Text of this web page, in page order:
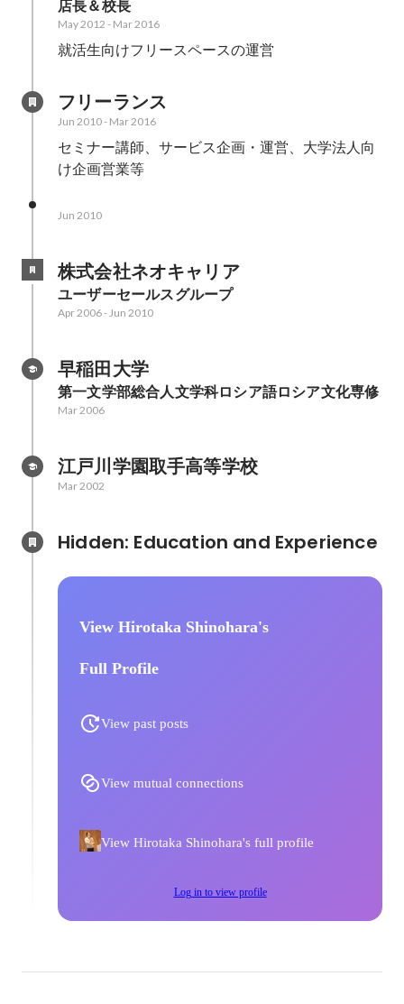
店長＆校長
May 2012 - Mar 2016
就活生向けフリースペースの運営
フリーランス
Jun 2010- Mar 2016
セミナー講師、サービス企画・運営、大学法人向
け企画営業等
Jun 2010
株式会社ネオキャリア
ユーザーセールスグループ
Apr 2006-Jun 2010
早稲田大学
第一文学部総合人文学科ロシア語ロシア文化専修
Mar 2006
江戸川学園取手高等学校
Mar 2002
View Hirotaka Shinohara's
Full Profile
View past posts
View mutual connections
View Hirotaka Shinohara's full profile
Log in to view profile